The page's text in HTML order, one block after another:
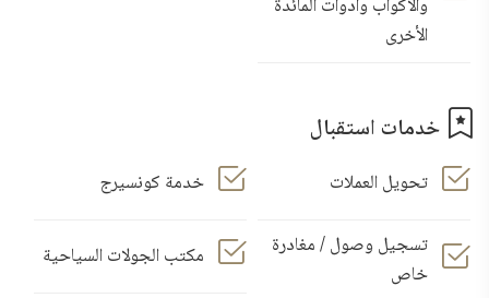
والأكواب وأدوات المائدة
الأخرى
خدمات استقبال
تحويل العملات
خدمة كونسيرج
تسجيل وصول / مغادرة
خاص
مكتب الجولات السياحية